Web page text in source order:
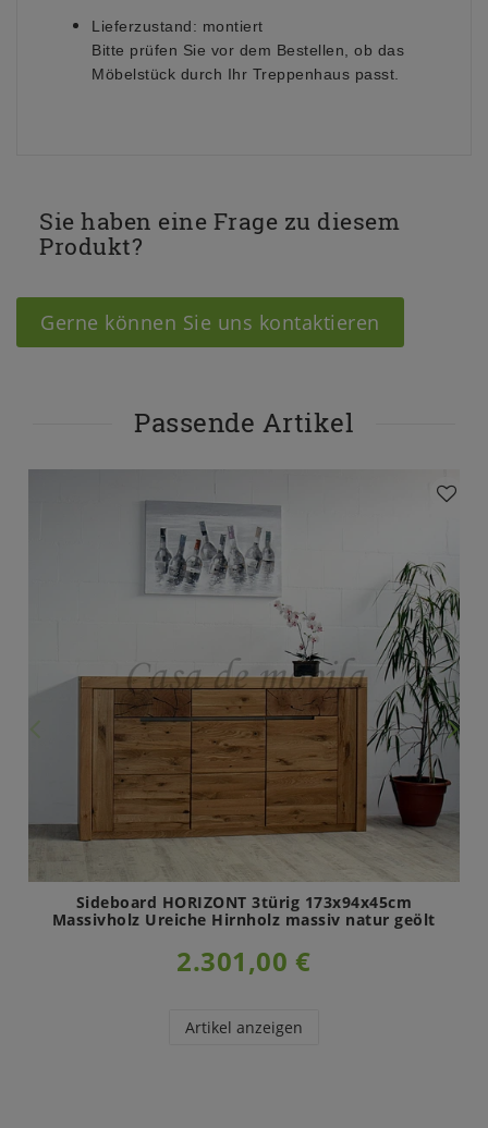
Lieferzustand: montiert
Bitte prüfen Sie vor dem Bestellen, ob das
Möbelstück durch Ihr Treppenhaus passt.
Sie haben eine Frage zu diesem
Produkt?
Gerne können Sie uns kontaktieren
Passende Artikel
Sideboard HORIZONT 3türig 173x94x45cm
Massivholz Ureiche Hirnholz massiv natur geölt
2.301,00 €
Artikel anzeigen